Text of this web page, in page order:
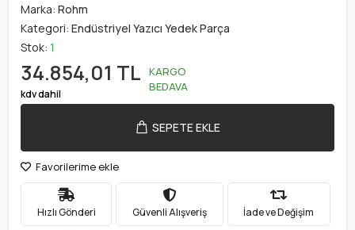
Marka: Rohm
Kategori: Endüstriyel Yazıcı Yedek Parça
Stok: 1
34.854,01 TL
kdv dahil
KARGO
BEDAVA
SEPETE EKLE
Favorilerime ekle
Hızlı Gönderi Güvenli Alışveriş İade ve Değişim